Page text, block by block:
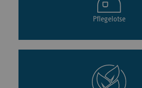
Pflegelotse